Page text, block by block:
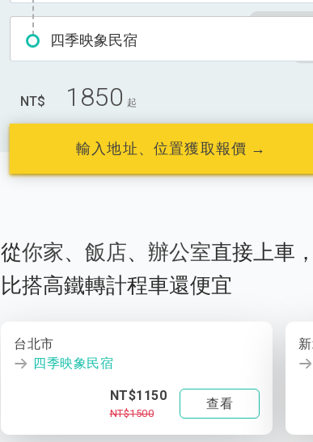
四季映象民宿
NT$ 1850 起
輸入地址、位置獲取報價 →
從你家、 飯店、 辦公室直接上車，
比搭高鐵轉計程車還便宜
台北市
四季映象民宿
NT$1150
NT$1500
查看